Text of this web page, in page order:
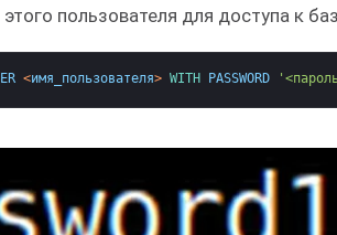
пользователя для доступа к
<имя_пользователя> WITH PASSWORD